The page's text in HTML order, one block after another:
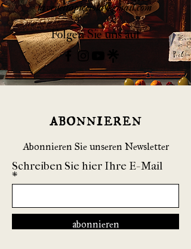
lavenetiapicciola@gmail.com
Folgen Sie uns auf
abonnieren
Abonnieren Sie unseren Newsletter
Schreiben Sie hier Ihre E-Mail
abonnieren